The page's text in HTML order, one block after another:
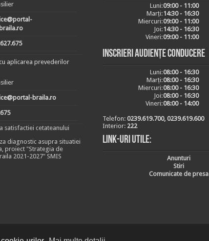
aplicarea prevederilor
braila.ro
satisfactiei cetateanului
diagnostic asupra situatiei
proiect "Strategia de
2021-2027" SMIS
Luni:09:00 - 11:00
Marți:14:30 - 16:30
Miercuri:09:00 - 11:00
Joi:14:30 - 16:30
Vineri:09:00 - 11:00
Inscrieri audiențe conducere
Luni:08:00 - 16:30
Marți:08:00 - 16:30
Miercuri:08:00 - 16:30
Joi:08:00 - 16:30
Vineri:08:00 - 14:00
Telefon: 0239.619.700, 0239.619.600
Interior: 222
Link-uri utile:
Anunturi
Stiri
Comunicate de presa